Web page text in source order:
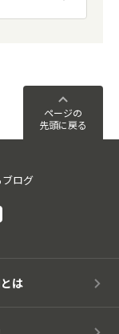
ページの
先頭に戻る
ログ
は